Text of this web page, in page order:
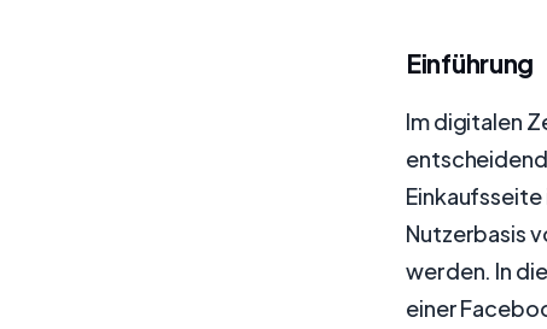
Einführung
Im digitalen
Nutzerbasis
werden. In
einer